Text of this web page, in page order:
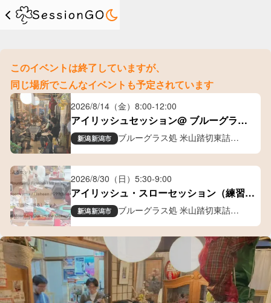
このイベントは終了していますが、
同じ場所でこんなイベントも予定されています
2026/8/14（金） 8:00-12:00
アイリッシュセッション@ ブルーグラス
処 米山踏切東詰
新潟新潟市
ブルーグラス処 米山踏切東詰
ギャラリー喫茶
2026/8/30（日） 5:30-9:00
アイリッシュ・スローセッション（練習）
会新潟新潟市
ブルーグラス処 米山踏切東詰
ギャラリー喫茶